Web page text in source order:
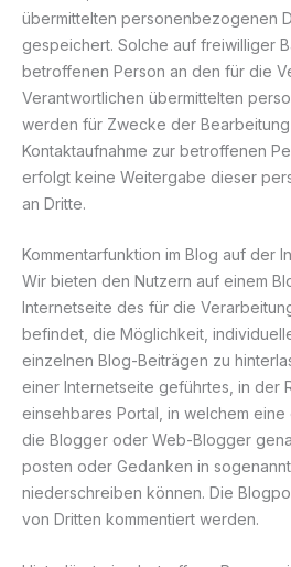
übermittelten personenbezogenen
gespeichert. Solche auf freiwilliger
betroffenen Person an den für die
Verantwortlichen übermittelten
werden für Zwecke der
Kontaktaufnahme zur betroffenen
erfolgt keine Weitergabe dieser
an Dritte.
Kommentarfunktion im Blog auf der
Wir bieten den Nutzern auf einem
Internetseite des für die
befindet, die Möglichkeit,
einzelnen Blog-Beiträgen zu
einer Internetseite geführtes, in der
einsehbares Portal, in welchem
die Blogger oder Web-Blogger
posten oder Gedanken in
niederschreiben können. Die
von Dritten kommentiert werden.